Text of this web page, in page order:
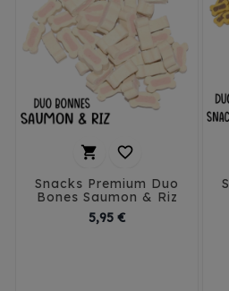
 
Snacks Premium Duo
Bones Saumon & Riz
5,95 €Prix